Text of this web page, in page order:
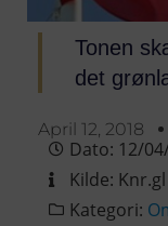
Tonen
det
April 12, 2018
Dato: 12/
Kilde: Knr.gl
Kategori: